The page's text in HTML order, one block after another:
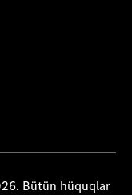
Bütün hüquqlar